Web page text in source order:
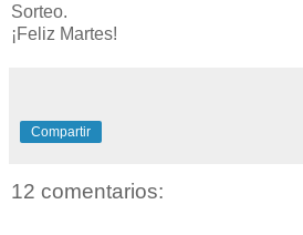
Sorteo.
¡Feliz Martes!
Compartir
12 comentarios: